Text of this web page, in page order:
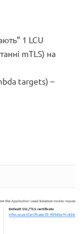
1 LCU
mTLS) на
targets) –